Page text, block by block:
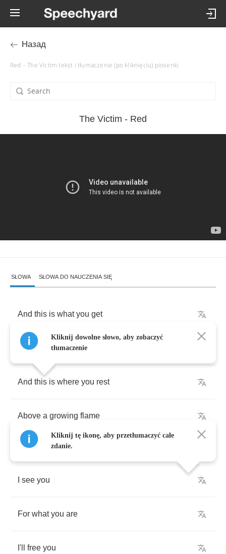
Назад
Red – The Victim tekst i tłumaczenie (po kliknięciu) piosenki
The Victim - Red
SŁOWA SŁOWA DO NAUCZENIA SIĘ
And this is what you get
When you compel the
And this is where you rest
Above a growing flame
see you
For what you are
I'll free you
Kliknij dowolne słowo, aby zobaczyć
tłumaczenie
Kliknij tę ikonę, aby przetłumaczyć całe
zdanie.